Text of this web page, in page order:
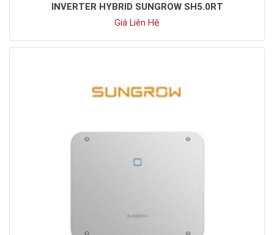
INVERTER HYBRID SUNGROW SH5.0RT
Giá Liên Hệ